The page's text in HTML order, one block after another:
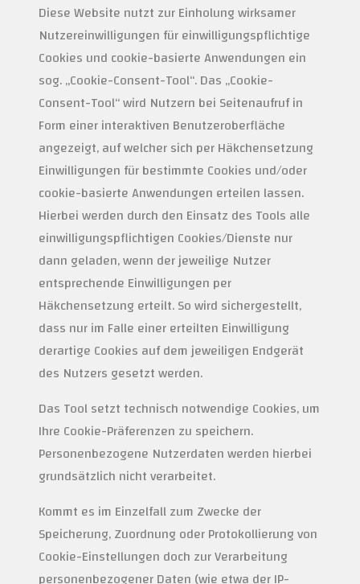
Diese Website nutzt zur Einholung wirksamer
Nutzereinwilligungen für einwilligungspflichtige
Cookies und cookie-basierte Anwendungen ein
sog. „Cookie-Consent-Tool“. Das „Cookie-
Consent-Tool“ wird Nutzern bei Seitenaufruf in
Form einer interaktiven Benutzeroberfläche
angezeigt, auf welcher sich per Häkchensetzung
Einwilligungen für bestimmte Cookies und/oder
cookie-basierte Anwendungen erteilen lassen.
Hierbei werden durch den Einsatz des Tools alle
einwilligungspflichtigen Cookies/Dienste nur
dann geladen, wenn der jeweilige Nutzer
entsprechende Einwilligungen per
Häkchensetzung erteilt. So wird sichergestellt,
dass nur im Falle einer erteilten Einwilligung
derartige Cookies auf dem jeweiligen Endgerät
des Nutzers gesetzt werden.
Das Tool setzt technisch notwendige Cookies, um
Ihre Cookie-Präferenzen zu speichern.
Personenbezogene Nutzerdaten werden hierbei
grundsätzlich nicht verarbeitet.
Kommt es im Einzelfall zum Zwecke der
Speicherung, Zuordnung oder Protokollierung von
Cookie-Einstellungen doch zur Verarbeitung